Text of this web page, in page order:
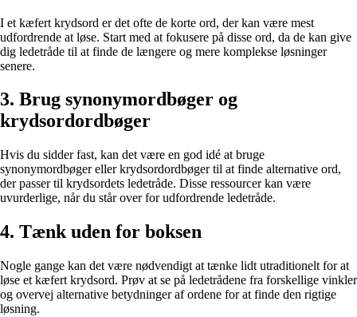
I et kæfert krydsord er det ofte de korte ord, der kan være mest
udfordrende at løse. Start med at fokusere på disse ord, da de kan give
dig ledetråde til at finde de længere og mere komplekse løsninger
senere.
3. Brug synonymordbøger og
krydsordordbøger
Hvis du sidder fast, kan det være en god idé at bruge
synonymordbøger eller krydsordordbøger til at finde alternative ord,
der passer til krydsordets ledetråde. Disse ressourcer kan være
uvurderlige, når du står over for udfordrende ledetråde.
4. Tænk uden for boksen
Nogle gange kan det være nødvendigt at tænke lidt utraditionelt for at
løse et kæfert krydsord. Prøv at se på ledetrådene fra forskellige vinkler
og overvej alternative betydninger af ordene for at finde den rigtige
løsning.